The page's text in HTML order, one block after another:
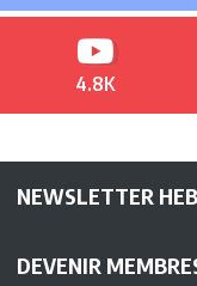
4.8K
NEWSLETTER
DEVENIR